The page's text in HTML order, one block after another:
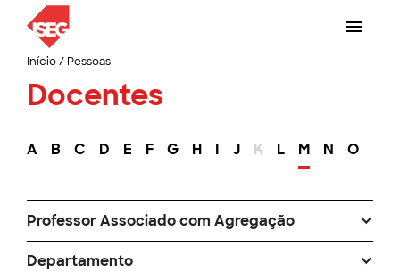
Início/ Pessoas
Docentes
A B C D E F G H I J K L M N O
Professor Associado com Agregação
Departamento